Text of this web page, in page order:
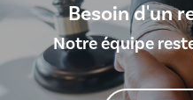
Besoin d'un
Notre équipe